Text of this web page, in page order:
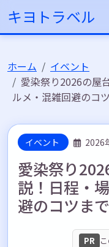
キヨトラベル
ホーム
イベント
愛染祭り2026の屋
ルメ・混雑回避のコ
イベント 2026
愛染祭り
説！日程・
避のコツま
PR